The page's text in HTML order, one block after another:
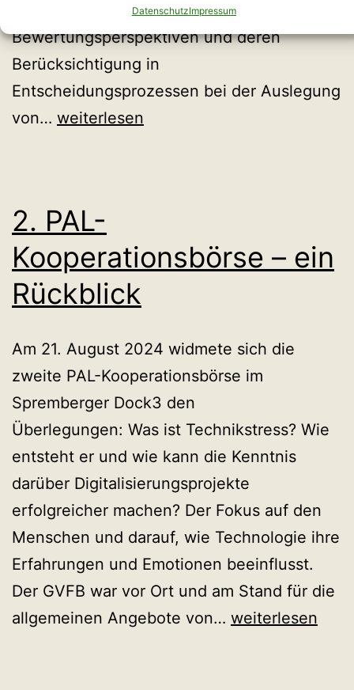
DatenschutzImpressum
diskutierten zu unterschiedlichen
Bewertungsperspektiven und deren
Berücksichtigung in
Entscheidungsprozessen bei der Auslegung
von… Partizipative
Systemen
weiterlesen
2. PAL-
Kooperationsbörse – ein
Rückblick
Am 21. August 2024 widmete sich die
zweite PAL-Kooperationsbörse im
Spremberger Dock3 den
Überlegungen: Was ist Technikstress? Wie
entsteht er und wie kann die Kenntnis
darüber Digitalisierungsprojekte
erfolgreicher machen? Der Fokus auf den
Menschen und darauf, wie Technologie ihre
Erfahrungen und Emotionen beeinflusst.
Der GVFB war vor Ort und am Stand für die
allgemeinen Angebote von… 2.
weiterlesen